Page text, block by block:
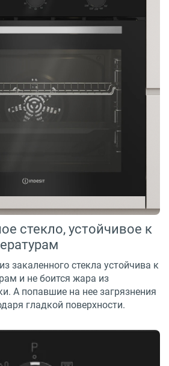
стекло, устойчивое к
закаленного стекла устойчива к
и не боится жара из
А попавшие на нее загрязнения
гладкой поверхности.